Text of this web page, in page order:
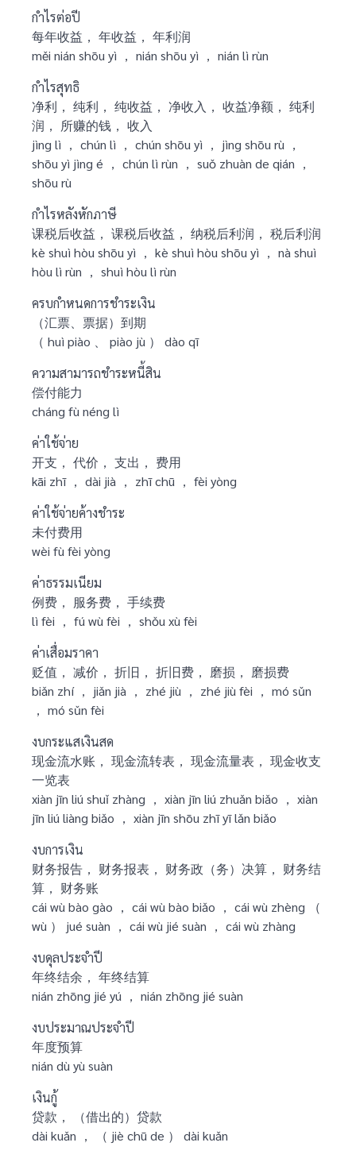
กำไรต่อปี
每年收益， 年收益， 年利润
měi nián shōu yì ， nián shōu yì ， nián lì rùn
กำไรสุทธิ
净利， 纯利， 纯收益， 净收入， 收益净额， 纯利
润， 所赚的钱， 收入
jìng lì ， chún lì ， chún shōu yì ， jìng shōu rù ，
shōu yì jìng é ， chún lì rùn ， suǒ zhuàn de qián ，
shōu rù
กำไรหลังหักภาษี
课税后收益， 课税后收益， 纳税后利润， 税后利润
kè shuì hòu shōu yì ， kè shuì hòu shōu yì ， nà shuì
hòu lì rùn ， shuì hòu lì rùn
ครบกำหนดการชำระเงิน
（汇票、票据）到期
（ huì piào 、 piào jù ） dào qī
ความสามารถชำระหนี้สิน
偿付能力
cháng fù néng lì
ค่าใช้จ่าย
开支， 代价， 支出， 费用
kāi zhī ， dài jià ， zhī chū ， fèi yòng
ค่าใช้จ่ายค้างชำระ
未付费用
wèi fù fèi yòng
ค่าธรรมเนียม
例费， 服务费， 手续费
lì fèi ， fú wù fèi ， shǒu xù fèi
ค่าเสื่อมราคา
贬值， 减价， 折旧， 折旧费， 磨损， 磨损费
biǎn zhí ， jiǎn jià ， zhé jiù ， zhé jiù fèi ， mó sǔn
， mó sǔn fèi
งบกระแสเงินสด
现金流水账， 现金流转表， 现金流量表， 现金收支
一览表
xiàn jīn liú shuǐ zhàng ， xiàn jīn liú zhuǎn biǎo ， xiàn
jīn liú liàng biǎo ， xiàn jīn shōu zhī yī lǎn biǎo
งบการเงิน
财务报告， 财务报表， 财务政（务）决算， 财务结
算， 财务账
cái wù bào gào ， cái wù bào biǎo ， cái wù zhèng （
wù ） jué suàn ， cái wù jié suàn ， cái wù zhàng
งบดุลประจำปี
年终结余， 年终结算
nián zhōng jié yú ， nián zhōng jié suàn
งบประมาณประจำปี
年度预算
nián dù yù suàn
เงินกู้
贷款， （借出的）贷款
dài kuǎn ， （ jiè chū de ） dài kuǎn